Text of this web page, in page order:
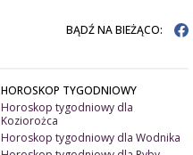
BĄDŹ NA BIEŻĄCO:
HOROSKOP TYGODNIOWY
Horoskop tygodniowy dla
Koziorożca
Horoskop tygodniowy dla Wodnika